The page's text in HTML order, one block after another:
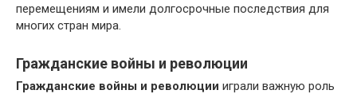
перемещениям и имели долгосрочные последствия для
многих стран мира.
Гражданские войны и революции
Гражданские войны и революции играли важную роль